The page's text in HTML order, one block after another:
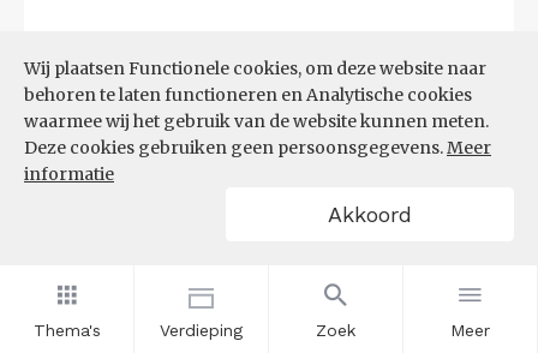
Thema's Verdieping Zoek Meer
Wij plaatsen Functionele cookies, om deze website naar
behoren te laten functioneren en Analytische cookies
waarmee wij het gebruik van de website kunnen meten.
Deze cookies gebruiken geen persoonsgegevens.Meer
informatie
Akkoord